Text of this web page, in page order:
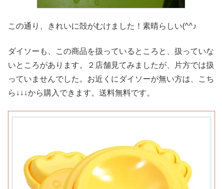
この通り、きれいに殻がむけました！素晴らしい(^^♪
ダイソーも、この商品を扱っているところと、扱っていな
いところがあります。２店舗見てみましたが、片方では扱
っていませんでした。お近くにダイソーが無い方は、こち
ら↓↓↓から購入できます。送料無料です。